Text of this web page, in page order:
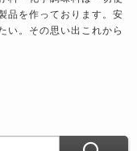
品を作っております。安
い。その思い出これから